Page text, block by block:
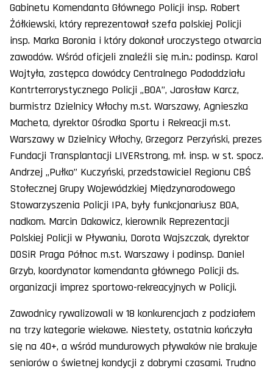
Gabinetu Komendanta Głównego Policji insp. Robert
Żółkiewski, który reprezentował szefa polskiej Policji
insp. Marka Boronia i który dokonał uroczystego otwarcia
zawodów. Wśród oficjeli znaleźli się m.in.: podinsp. Karol
Wojtyła, zastępca dowódcy Centralnego Pododdziału
Kontrterrorystycznego Policji „BOA”, Jarosław Karcz,
burmistrz Dzielnicy Włochy m.st. Warszawy, Agnieszka
Macheta, dyrektor Ośrodka Sportu i Rekreacji m.st.
Warszawy w Dzielnicy Włochy, Grzegorz Perzyński, prezes
Fundacji Transplantacji LIVERstrong, mł. insp. w st. spocz.
Andrzej „Pułko” Kuczyński, przedstawiciel Regionu CBŚ
Stołecznej Grupy Wojewódzkiej Międzynarodowego
Stowarzyszenia Policji IPA, były funkcjonariusz BOA,
nadkom. Marcin Dakowicz, kierownik Reprezentacji
Polskiej Policji w Pływaniu, Dorota Wajszczak, dyrektor
DOSiR Praga Północ m.st. Warszawy i podinsp. Daniel
Grzyb, koordynator komendanta głównego Policji ds.
organizacji imprez sportowo-rekreacyjnych w Policji.
Zawodnicy rywalizowali w 18 konkurencjach z podziałem
na trzy kategorie wiekowe. Niestety, ostatnia kończyła
się na 40+, a wśród mundurowych pływaków nie brakuje
seniorów o świetnej kondycji z dobrymi czasami. Trudno